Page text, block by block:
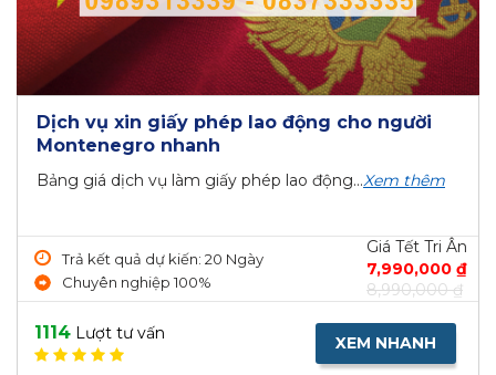
Dịch vụ xin giấy phép lao động cho người
Montenegro nhanh
Bảng giá dịch vụ làm giấy phép lao động...Xem thêm
Trả kết quả dự kiến: 20 Ngày
Chuyên nghiệp 100%
Giá Tết Tri Ân
7,990,000 ₫
8,990,000 ₫
1114 Lượt tư vấn XEM NHANH